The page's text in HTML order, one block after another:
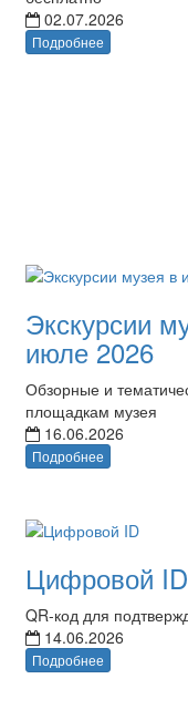
02.07.2026
Подробнее
Экскурсии
июле 2026
Обзорные и
площадкам музея
16.06.2026
Подробнее
Цифровой ID
QR-код для
14.06.2026
Подробнее